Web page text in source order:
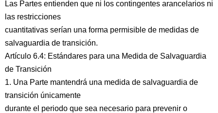
Las Partes entienden que ni los contingentes arancelarios ni
las restricciones
cuantitativas serían una forma permisible de medidas de
salvaguardia de transición.
Artículo 6.4: Estándares para una Medida de Salvaguardia
de Transición
1. Una Parte mantendrá una medida de salvaguardia de
transición únicamente
durante el periodo que sea necesario para prevenir o